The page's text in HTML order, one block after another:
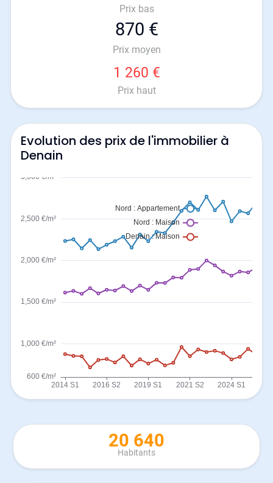
Prix bas
870 €
Prix moyen
1 260 €
Prix haut
Evolution des prix de l'immobilier à
Denain
20 640
Habitants